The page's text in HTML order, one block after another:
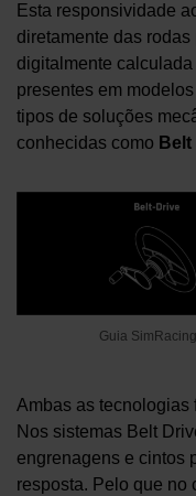
Esta responsividade
diretamente das
digitalmente
presentes em
tipos de soluções
conhecidas como Belt
Guia
Ambas as tecnologias
Nos sistemas Belt
engrenagens e cintos
resposta. Pelo que no